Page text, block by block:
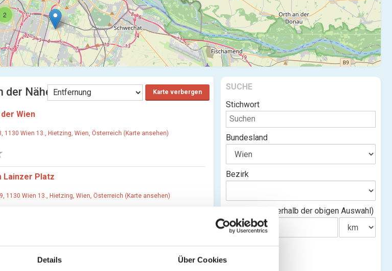
Details Über Cookies
2
SUCHE
Stichwort
Bundesland
Bezirk
Entfernung(innerhalb der obigen Auswahl)
der Nähe Wien Karte verbergen
Wien
1130 Wien 13., Hietzing, Wien, Österreich (Karte ansehen)
Lainzer Platz
1130 Wien 13., Hietzing, Wien, Österreich (Karte ansehen)
Wien 22., Donaustadt, Wien, Österreich (Karte ansehen)